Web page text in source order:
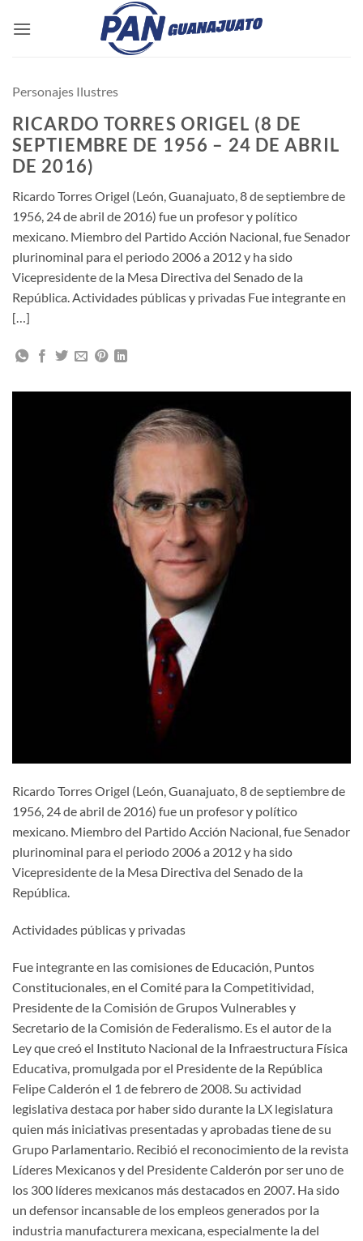
Personajes Ilustres
RICARDO TORRES ORIGEL (8 DE
SEPTIEMBRE DE 1956 – 24 DE ABRIL
DE 2016)
Ricardo Torres Origel (León, Guanajuato, 8 de septiembre de
1956, 24 de abril de 2016) fue un profesor y político
mexicano. Miembro del Partido Acción Nacional, fue Senador
plurinominal para el periodo 2006 a 2012 y ha sido
Vicepresidente de la Mesa Directiva del Senado de la
República. Actividades públicas y privadas Fue integrante en
[…]
Ricardo Torres Origel (León, Guanajuato, 8 de septiembre de
1956, 24 de abril de 2016) fue un profesor y político
mexicano. Miembro del Partido Acción Nacional, fue Senador
plurinominal para el periodo 2006 a 2012 y ha sido
Vicepresidente de la Mesa Directiva del Senado de la
República.
Actividades públicas y privadas
Fue integrante en las comisiones de Educación, Puntos
Constitucionales, en el Comité para la Competitividad,
Presidente de la Comisión de Grupos Vulnerables y
Secretario de la Comisión de Federalismo. Es el autor de la
Ley que creó el Instituto Nacional de la Infraestructura Física
Educativa, promulgada por el Presidente de la República
Felipe Calderón el 1 de febrero de 2008. Su actividad
legislativa destaca por haber sido durante la LX legislatura
quien más iniciativas presentadas y aprobadas tiene de su
Grupo Parlamentario. Recibió el reconocimiento de la revista
Líderes Mexicanos y del Presidente Calderón por ser uno de
los 300 líderes mexicanos más destacados en 2007. Ha sido
un defensor incansable de los empleos generados por la
industria manufacturera mexicana, especialmente la del